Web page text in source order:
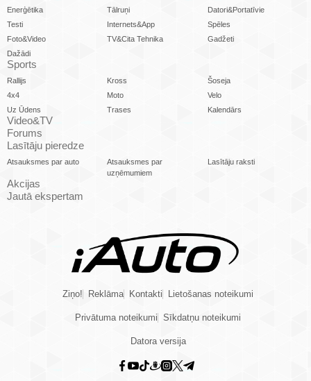
Enerģētika Tālruņi
Datori&Portatīvie
Testi
Internets&App
Spēles
Foto&Video
TV&Cita Tehnika
Gadžeti
Dažādi
Sports
Rallijs Kross
Šoseja
4x4
Moto
Velo
Uz Ūdens
Trases Kalendārs
Video&TV
Forums
Lasītāju pieredze
Atsauksmes par auto
Atsauksmes par
uzņēmumiem
Lasītāju raksti
Akcijas
Jautā ekspertam
Ziņo! Reklāma Kontakti Lietošanas noteikumi
Privātuma noteikumi Sīkdatņu noteikumi
Datora versija